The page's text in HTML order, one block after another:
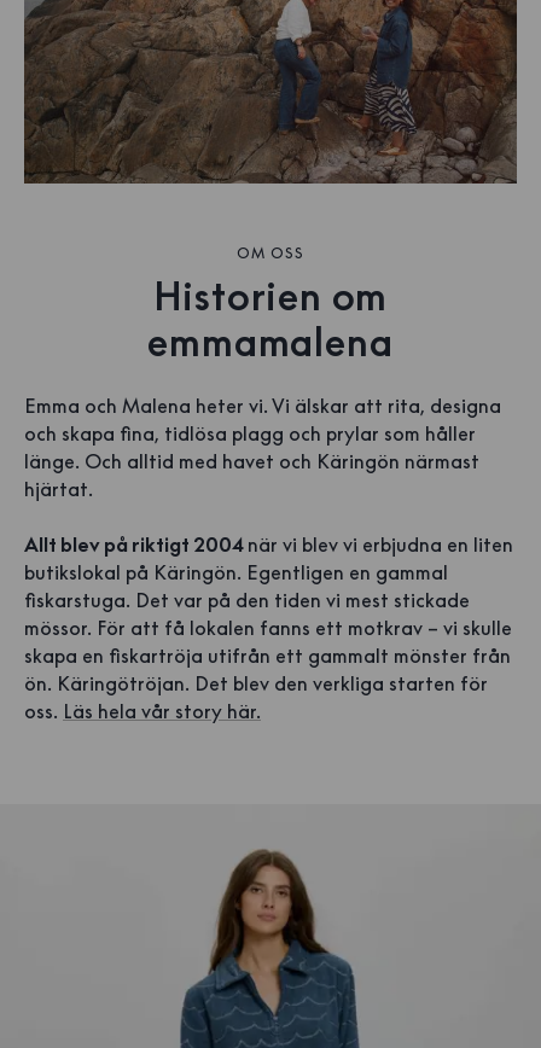
OM OSS
Historien om
emmamalena
Emma och Malena heter vi. Vi älskar att rita, designa
och skapa fina, tidlösa plagg och prylar som håller
länge. Och alltid med havet och Käringön närmast
hjärtat.
Allt blev på riktigt 2004 när vi blev vi erbjudna en liten
butikslokal på Käringön. Egentligen en gammal
fiskarstuga. Det var på den tiden vi mest stickade
mössor. För att få lokalen fanns ett motkrav – vi skulle
skapa en fiskartröja utifrån ett gammalt mönster från
ön. Käringötröjan. Det blev den verkliga starten för
oss. Läs hela vår story här.